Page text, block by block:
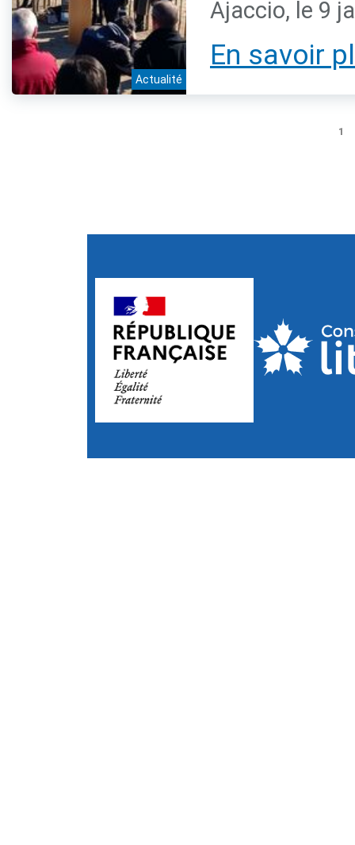
Actualité
Ajaccio, le 9
En savoir
1